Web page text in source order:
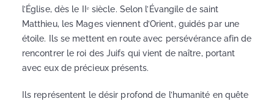
l’Église, dès le IIᵉ siècle. Selon l’Évangile de saint
Matthieu, les Mages viennent d’Orient, guidés par une
étoile. Ils se mettent en route avec persévérance afin de
rencontrer le roi des Juifs qui vient de naître, portant
avec eux de précieux présents.
Ils représentent le désir profond de l’humanité en quête